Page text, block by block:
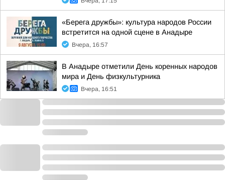
«Берега дружбы»: культура народов России
встретится на одной сцене в Анадыре
Вчера, 16:57
В Анадыре отметили День коренных народов
мира и День физкультурника
Вчера, 16:51